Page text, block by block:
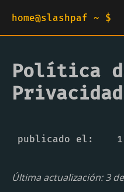
home@slashpaf ~ $
Política
Privacidad
publicado el
Última actualización: 3